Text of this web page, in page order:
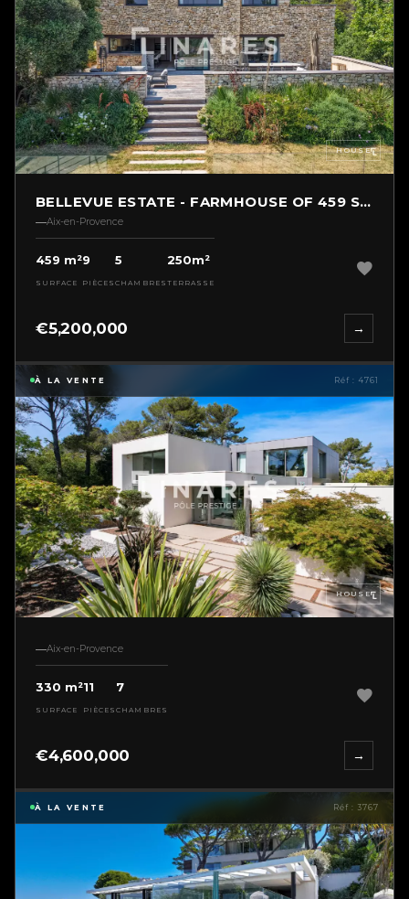
HOUSE
BELLEVUE ESTATE - FARMHOUSE OF 459 SQM
Aix-en-Provence
459 m²
SURFACE
9
PIÈCES
5
CHAMBRES
250m²
TERRASSE
€5,200,000 →
À LA VENTE Réf : 4761
HOUSE
Aix-en-Provence
330 m²
SURFACE
11
PIÈCES
7
CHAMBRES
€4,600,000 →
À LA VENTE Réf : 3767